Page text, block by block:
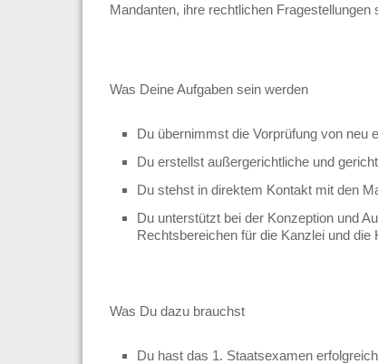
Mandanten, ihre rechtlichen
Was Deine Aufgaben sein werden
Du übernimmst die Vorprüfung von neu
Du erstellst außergerichtliche und
Du stehst in direktem Kontakt mit den
Du unterstützt bei der Konzeption und
Rechtsbereichen für die Kanzlei und die
Was Du dazu brauchst
Du hast das 1. Staatsexamen